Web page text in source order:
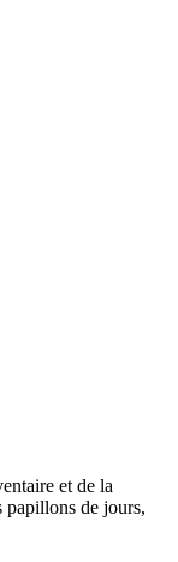
et de la
papillons de jours,